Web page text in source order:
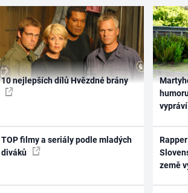
10 nejlepších dílů Hvězdné brány
TOP filmy a seriály podle mladých
diváků
země